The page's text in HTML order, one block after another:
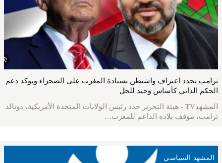
ترامب يجدد اعتراف واشنطن بسيادة المغرب على الصحراء ويؤكد دعم
الحكم الذاتي كأساس وحيد للحل
المشهدTV - هيئة التحرير جدد رئيس الولايات المتحدة الأمريكية، دونالد
ترامب، موقف بلاده الداعم للمغرب…
المشهد السياسي